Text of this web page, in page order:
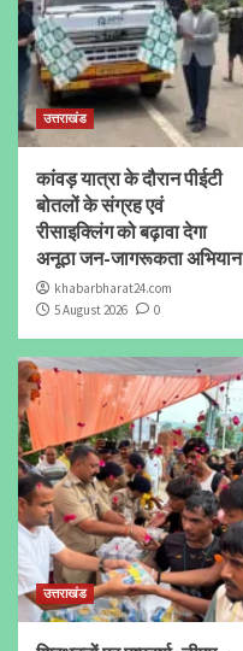
उत्तराखंड
कांवड़ यात्रा के दौरान पीईटी
बोतलों के संग्रह एवं
रीसाइक्लिंग को बढ़ावा देगा
अनूठा जन-जागरूकता अभियान
khabarbharat24.com
5 August 2026
0
उत्तराखंड